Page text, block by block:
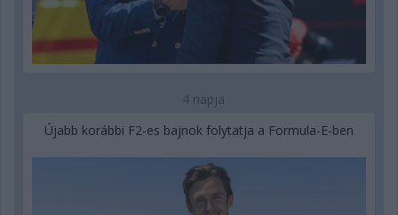
4 napja
Újabb korábbi F2-es bajnok folytatja a Formula-E-ben